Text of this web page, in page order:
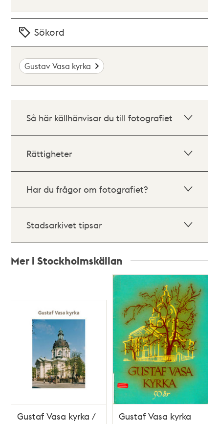
Sökord
Gustav Vasa kyrka
Så här källhänvisar du till fotografiet
Rättigheter
Har du frågor om fotografiet?
Stadsarkivet tipsar
Mer i Stockholmskällan
och
Gustaf Vasa kyrka /
Gustaf Vasa kyrka